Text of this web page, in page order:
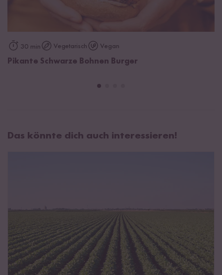
30 min Vegetarisch Vegan
Pikante Schwarze Bohnen Burger
Das könnte dich auch interessieren!